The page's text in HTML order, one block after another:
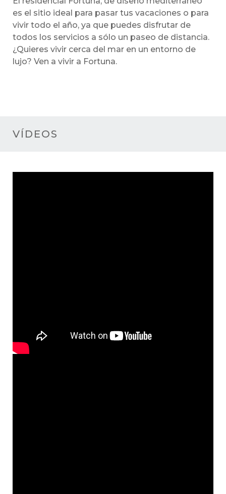
es el sitio ideal para pasar tus vacaciones o para
vivir todo el año, ya que puedes disfrutar de
todos los servicios a sólo un paseo de distancia.
¿Quieres vivir cerca del mar en un entorno de
lujo? Ven a vivir a Fortuna.
VÍDEOS